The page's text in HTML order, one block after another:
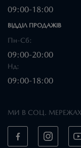
09:00-18:00
ВІДДІЛ ПРОДАЖІВ
Пн-Сб:
09:00-20:00
Нд:
09:00-18:00
МИ В СОЦ. МЕРЕЖАХ